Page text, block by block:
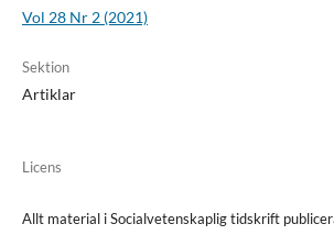
Vol 28 Nr 2 (2021)
Sektion
Artiklar
Licens
Allt material i Socialvetenskaplig tidskrift